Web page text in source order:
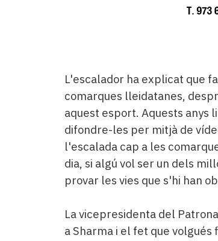
L'escalador ha explicat que
comarques lleidatanes,
aquest esport. Aquests anys
difondre-les per mitjà de
l'escalada cap a les
dia, si algú vol ser un dels
provar les vies que s'hi han
La vicepresidenta del
a Sharma i el fet que